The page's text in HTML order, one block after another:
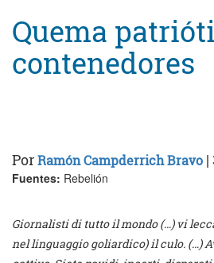
Quema
contenedores
PorRamón Campderrich Bravo |
Fuentes: Rebelión
Giornalisti di tutto il mondo (…) vi
nel linguaggio goliardico) il culo. (…)